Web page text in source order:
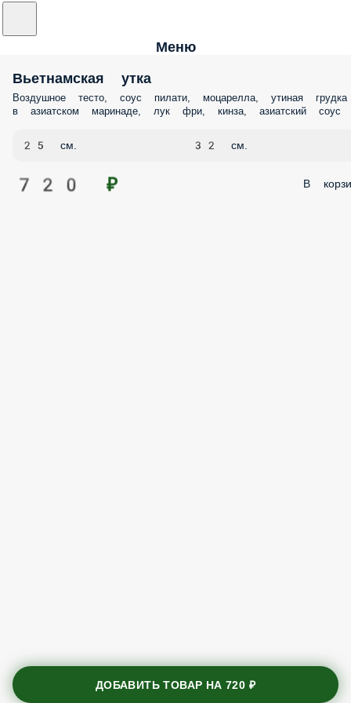
Меню
Вьетнамская утка
Воздушное тесто, соус пилати, моцарелла, утиная грудка
в азиатском маринаде, лук фри, кинза, азиатский соус
25 см. 32 см.
720 ₽ В
ДОБАВИТЬ ТОВАР НА720 ₽